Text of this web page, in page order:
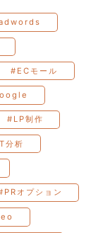
#ECモール
#LP制作
分析
オプション